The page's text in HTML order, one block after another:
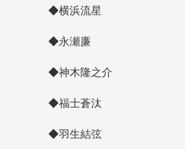
◆横浜流星
◆永瀬廉
◆神木隆之介
◆福士蒼汰
◆羽生結弦